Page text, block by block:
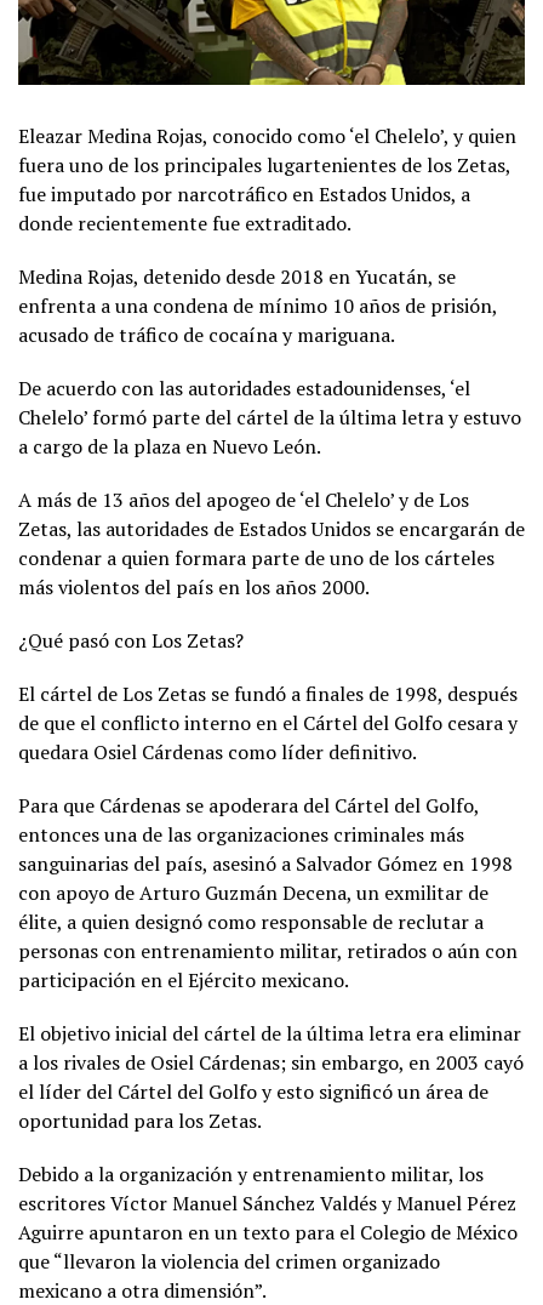
Eleazar Medina Rojas, conocido como ‘el Chelelo’, y quien
fuera uno de los principales lugartenientes de los Zetas,
fue imputado por narcotráfico en Estados Unidos, a
donde recientemente fue extraditado.
Medina Rojas, detenido desde 2018 en Yucatán, se
enfrenta a una condena de mínimo 10 años de prisión,
acusado de tráfico de cocaína y mariguana.
De acuerdo con las autoridades estadounidenses, ‘el
Chelelo’ formó parte del cártel de la última letra y estuvo
a cargo de la plaza en Nuevo León.
A más de 13 años del apogeo de ‘el Chelelo’ y de Los
Zetas, las autoridades de Estados Unidos se encargarán de
condenar a quien formara parte de uno de los cárteles
más violentos del país en los años 2000.
¿Qué pasó con Los Zetas?
El cártel de Los Zetas se fundó a finales de 1998, después
de que el conflicto interno en el Cártel del Golfo cesara y
quedara Osiel Cárdenas como líder definitivo.
Para que Cárdenas se apoderara del Cártel del Golfo,
entonces una de las organizaciones criminales más
sanguinarias del país, asesinó a Salvador Gómez en 1998
con apoyo de Arturo Guzmán Decena, un exmilitar de
élite, a quien designó como responsable de reclutar a
personas con entrenamiento militar, retirados o aún con
participación en el Ejército mexicano.
El objetivo inicial del cártel de la última letra era eliminar
a los rivales de Osiel Cárdenas; sin embargo, en 2003 cayó
el líder del Cártel del Golfo y esto significó un área de
oportunidad para los Zetas.
Debido a la organización y entrenamiento militar, los
escritores Víctor Manuel Sánchez Valdés y Manuel Pérez
Aguirre apuntaron en un texto para el Colegio de México
que “llevaron la violencia del crimen organizado
mexicano a otra dimensión”.